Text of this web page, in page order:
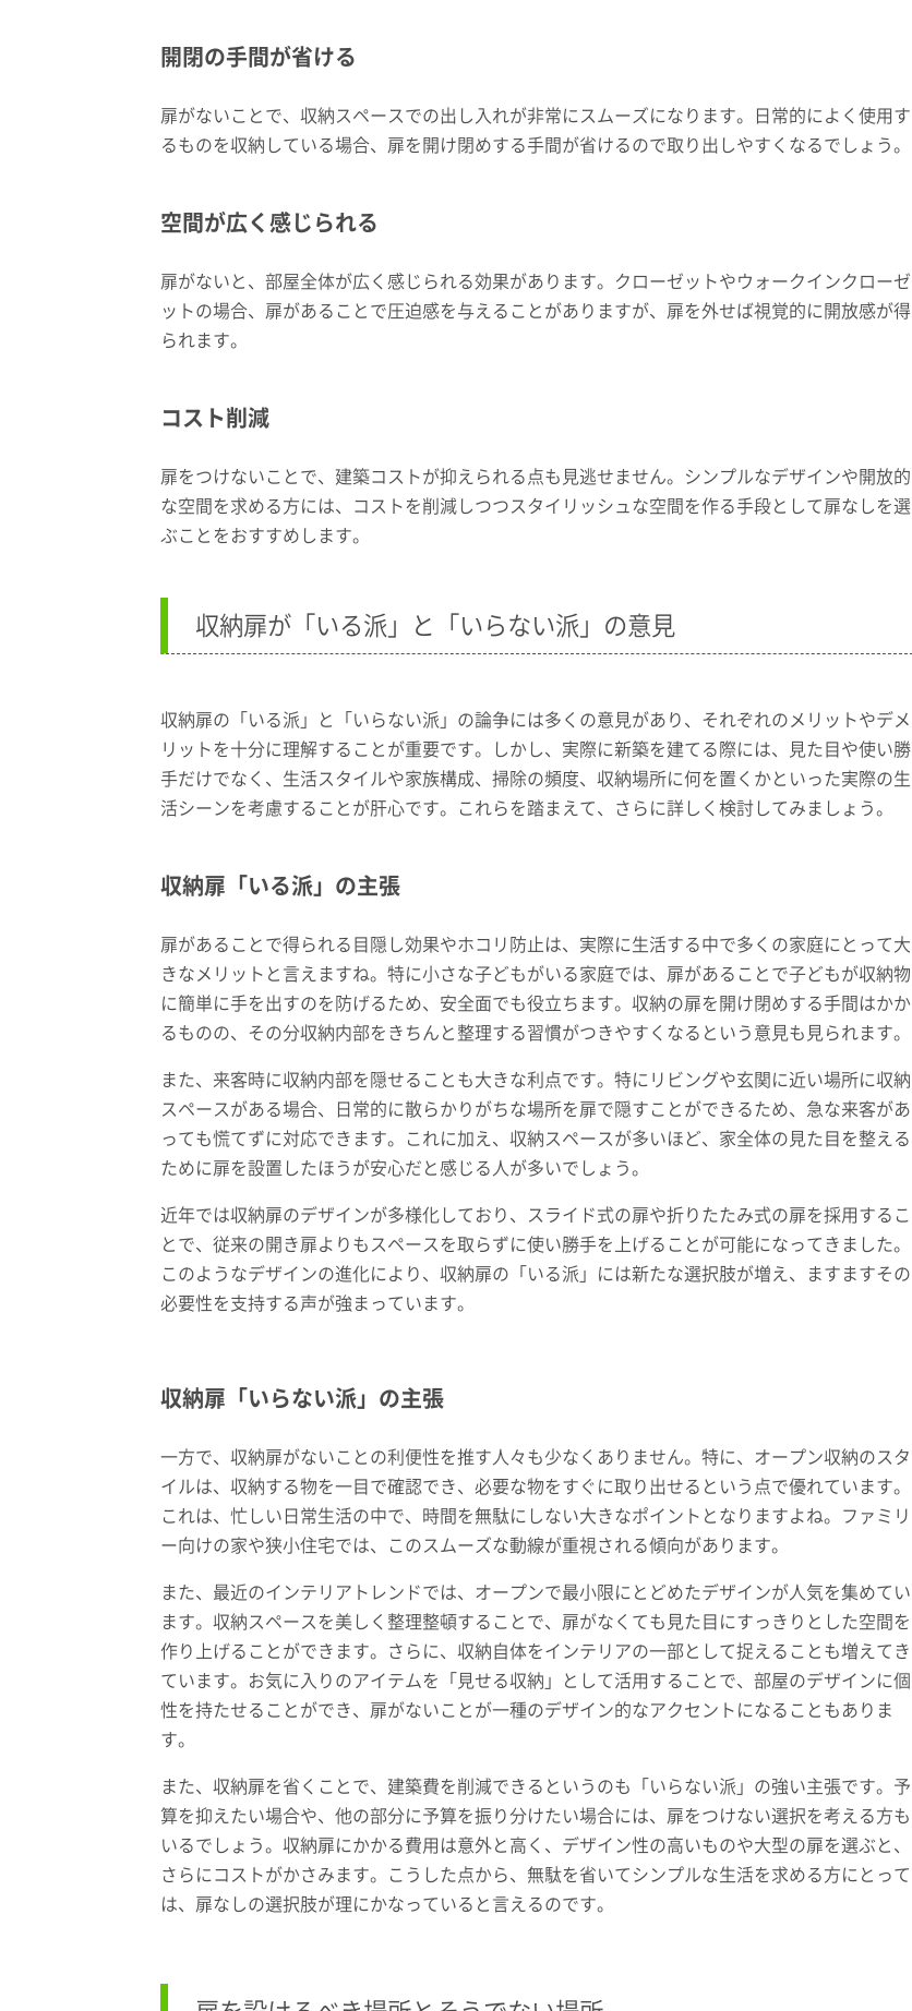
開閉の手間が省ける
扉がないことで、収納スペースでの出し入れが非常にスムーズになります。日常的によく使用す
るものを収納している場合、扉を開け閉めする手間が省けるので取り出しやすくなるでしょう。
空間が広く感じられる
扉がないと、部屋全体が広く感じられる効果があります。クローゼットやウォークインクローゼ
ットの場合、扉があることで圧迫感を与えることがありますが、扉を外せば視覚的に開放感が得
られます。
コスト削減
扉をつけないことで、建築コストが抑えられる点も見逃せません。シンプルなデザインや開放的
な空間を求める方には、コストを削減しつつスタイリッシュな空間を作る手段として扉なしを選
ぶことをおすすめします。
収納扉が「いる派」と「いらない派」の意見
収納扉の「いる派」と「いらない派」の論争には多くの意見があり、それぞれのメリットやデメ
リットを十分に理解することが重要です。しかし、実際に新築を建てる際には、見た目や使い勝
手だけでなく、生活スタイルや家族構成、掃除の頻度、収納場所に何を置くかといった実際の生
活シーンを考慮することが肝心です。これらを踏まえて、さらに詳しく検討してみましょう。
収納扉「いる派」の主張
扉があることで得られる目隠し効果やホコリ防止は、実際に生活する中で多くの家庭にとって大
きなメリットと言えますね。特に小さな子どもがいる家庭では、扉があることで子どもが収納物
に簡単に手を出すのを防げるため、安全面でも役立ちます。収納の扉を開け閉めする手間はかか
るものの、その分収納内部をきちんと整理する習慣がつきやすくなるという意見も見られます。
また、来客時に収納内部を隠せることも大きな利点です。特にリビングや玄関に近い場所に収納
スペースがある場合、日常的に散らかりがちな場所を扉で隠すことができるため、急な来客があ
っても慌てずに対応できます。これに加え、収納スペースが多いほど、家全体の見た目を整える
ために扉を設置したほうが安心だと感じる人が多いでしょう。
近年では収納扉のデザインが多様化しており、スライド式の扉や折りたたみ式の扉を採用するこ
とで、従来の開き扉よりもスペースを取らずに使い勝手を上げることが可能になってきました。
このようなデザインの進化により、収納扉の「いる派」には新たな選択肢が増え、ますますその
必要性を支持する声が強まっています。
収納扉「いらない派」の主張
一方で、収納扉がないことの利便性を推す人々も少なくありません。特に、オープン収納のスタ
イルは、収納する物を一目で確認でき、必要な物をすぐに取り出せるという点で優れています。
これは、忙しい日常生活の中で、時間を無駄にしない大きなポイントとなりますよね。ファミリ
ー向けの家や狭小住宅では、このスムーズな動線が重視される傾向があります。
また、最近のインテリアトレンドでは、オープンで最小限にとどめたデザインが人気を集めてい
ます。収納スペースを美しく整理整頓することで、扉がなくても見た目にすっきりとした空間を
作り上げることができます。さらに、収納自体をインテリアの一部として捉えることも増えてき
ています。お気に入りのアイテムを「見せる収納」として活用することで、部屋のデザインに個
性を持たせることができ、扉がないことが一種のデザイン的なアクセントになることもありま
す。
また、収納扉を省くことで、建築費を削減できるというのも「いらない派」の強い主張です。予
算を抑えたい場合や、他の部分に予算を振り分けたい場合には、扉をつけない選択を考える方も
いるでしょう。収納扉にかかる費用は意外と高く、デザイン性の高いものや大型の扉を選ぶと、
さらにコストがかさみます。こうした点から、無駄を省いてシンプルな生活を求める方にとって
は、扉なしの選択肢が理にかなっていると言えるのです。